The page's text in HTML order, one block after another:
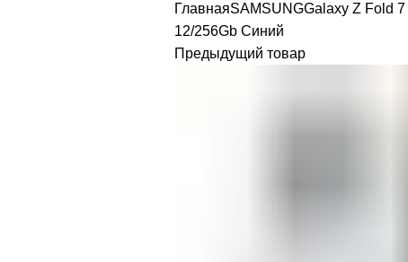
ГлавнаяSAMSUNGGalaxy Z Fold 7
12/256Gb Синий
Предыдущий товар